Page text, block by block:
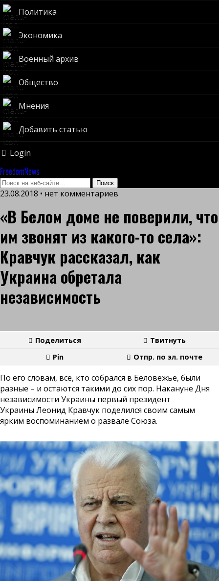
Политика
Экономика
Военный архив
Общество
Мнения
Добавить статью
Login
FreedomNews
23.08.2018 • нет комментариев
«В Белом доме не поверили, что
им звонят из какого-то села»:
Кравчук рассказал, как
Украина обретала
независимость
Поделиться
Твитнуть
Pin
Отпр. по эл. почте
По его словам, все, кто собрался в Беловежье, были
разные – и остаются такими до сих пор. Накануне Дня
независимости Украины первый президент
Украины Леонид Кравчук поделился своим самым
ярким воспоминанием о развале Союза.